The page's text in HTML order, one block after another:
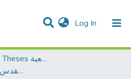
Log In (current)
& Collections
DSpace
Dissertations & Theses الرسائل الجامعية
AQU Master Theses الرسائل الجامعية الخاصة بجامعة القدس